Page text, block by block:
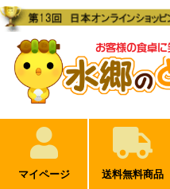
マイページ 送料無料商品